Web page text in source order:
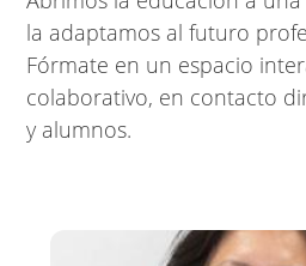
la adaptamos al futuro
Fórmate en un espacio
colaborativo, en contacto
y alumnos.